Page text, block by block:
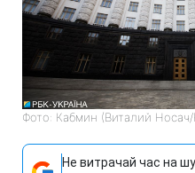
Фото: Кабмин (Виталий Носач/
Не витрачай час на